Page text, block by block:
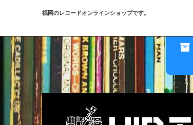
福岡のレコードオンラインショップです。